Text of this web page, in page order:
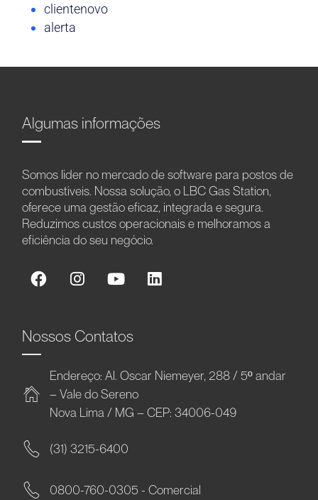
clientenovo
alerta
Algumas informações
Somos líder no mercado de software para postos de
combustíveis. Nossa solução, o LBC Gas Station,
oferece uma gestão eficaz, integrada e segura.
Reduzimos custos operacionais e melhoramos a
eficiência do seu negócio.
Nossos Contatos
Endereço: Al. Oscar Niemeyer, 288 / 5º andar
– Vale do Sereno
Nova Lima / MG – CEP: 34006-049
(31) 3215-6400
0800-760-0305 - Comercial